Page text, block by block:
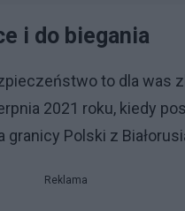
i do biegania
to dla was
2021 roku, kiedy
Polski z
Reklama